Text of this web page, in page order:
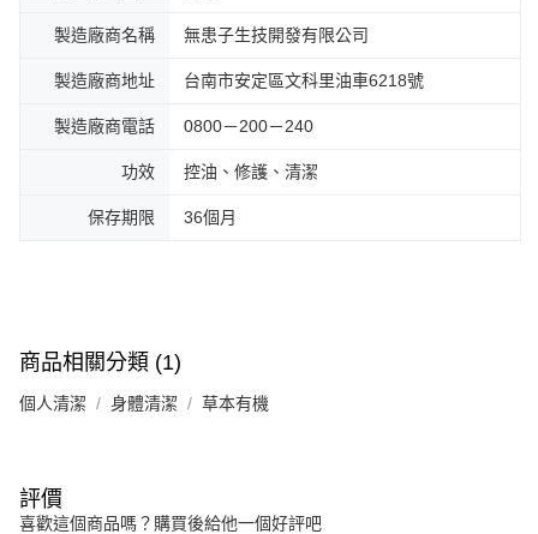
製造廠商名稱 無患子生技開發有限公司
製造廠商地址 台南市安定區文科里油車6218號
製造廠商電話 0800－200－240
功效 控油、修護、清潔
保存期限 36個月
商品相關分類 (1)
個人清潔 身體清潔 草本有機
評價
喜歡這個商品嗎？購買後給他一個好評吧